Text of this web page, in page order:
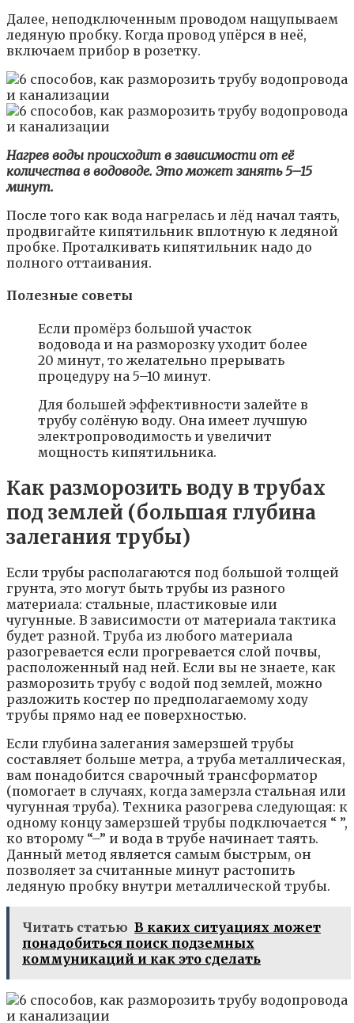
Далее, неподключенным проводом нащупываем
ледяную пробку. Когда провод упёрся в неё,
включаем прибор в розетку.
Нагрев воды происходит в зависимости от её
количества в водоводе. Это может занять 5–15
минут.
После того как вода нагрелась и лёд начал таять,
продвигайте кипятильник вплотную к ледяной
пробке. Проталкивать кипятильник надо до
полного оттаивания.
Полезные советы
Если промёрз большой участок
водовода и на разморозку уходит более
20 минут, то желательно прерывать
процедуру на 5–10 минут.
Для большей эффективности залейте в
трубу солёную воду. Она имеет лучшую
электропроводимость и увеличит
мощность кипятильника.
Как разморозить воду в трубах
под землей (большая глубина
залегания трубы)
Если трубы располагаются под большой толщей
грунта, это могут быть трубы из разного
материала: стальные, пластиковые или
чугунные. В зависимости от материала тактика
будет разной. Труба из любого материала
разогревается если прогревается слой почвы,
расположенный над ней. Если вы не знаете, как
разморозить трубу с водой под землей, можно
разложить костер по предполагаемому ходу
трубы прямо над ее поверхностью.
Если глубина залегания замерзшей трубы
составляет больше метра, а труба металлическая,
вам понадобится сварочный трансформатор
(помогает в случаях, когда замерзла стальная или
чугунная труба). Техника разогрева следующая: к
одному концу замерзшей трубы подключается “ ”,
ко второму “–” и вода в трубе начинает таять.
Данный метод является самым быстрым, он
позволяет за считанные минут растопить
ледяную пробку внутри металлической трубы.
Читать статью В каких ситуациях может
понадобиться поиск подземных
коммуникаций и как это сделать